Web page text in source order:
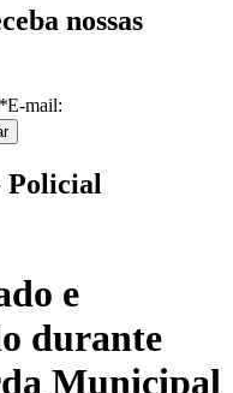
nossas
*E-mail:
Policial
e
durante
Municipal